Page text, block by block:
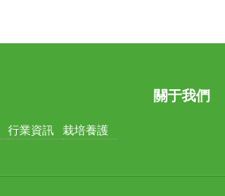
行業資訊 栽培養護
關于我們